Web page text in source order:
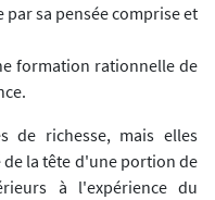
sa pensée comprise et
formation rationnelle de
de richesse, mais elles
de la tête d'une portion de
à l'expérience du